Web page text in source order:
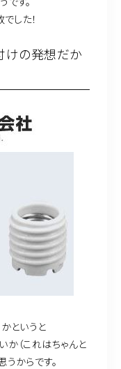
した！
けの発想だか
というと
（これはちゃんと
からです。